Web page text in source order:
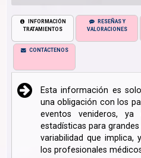
INFORMACIÓN
TRATAMIENTOS
RESEÑAS Y
VALORACIONES
CONTÁCTENOS
Esta información es
una obligación con los
eventos venideros,
estadísticas para
variabilidad que implica,
los profesionales